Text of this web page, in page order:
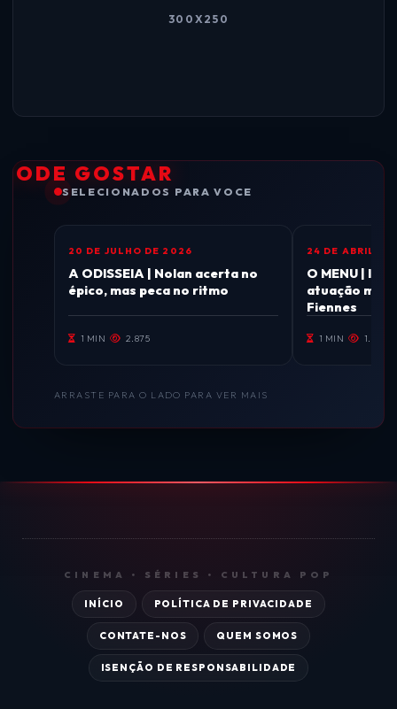
300X250
GOSTAR
SELECIONADOS PARA VOCE
CINEMA
20 DE JULHO DE 2026
A ODISSEIA | Nolan acerta no
épico, mas peca no ritmo
1 MIN 2.875
CINEMA
24 DE ABRIL
O MENU |
atuação
Fiennes
1 MIN 1.836
ARRASTE PARA O LADO PARA VER MAIS
CINEMA • SÉRIES • CULTURA POP
INÍCIO POLÍTICA DE PRIVACIDADE
CONTATE-NOS QUEM SOMOS
ISENÇÃO DE RESPONSABILIDADE